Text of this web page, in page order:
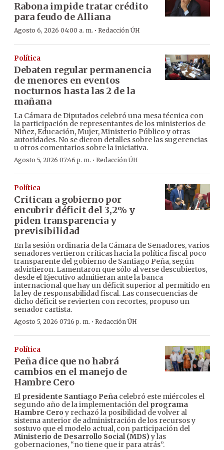
Rabona impide tratar crédito
para feudo de Alliana
Agosto 6, 2026 04:00 a. m. · Redacción ÚH
Política
Debaten regular permanencia
de menores en eventos
nocturnos hasta las 2 de la
mañana
La Cámara de Diputados celebró una mesa técnica con
la participación de representantes de los ministerios de
Niñez, Educación, Mujer, Ministerio Público y otras
autoridades. No se dieron detalles sobre las sugerencias
u otros comentarios sobre la iniciativa.
Agosto 5, 2026 07:46 p. m. · Redacción ÚH
Política
Critican a gobierno por
encubrir déficit del 3,2% y
piden transparencia y
previsibilidad
En la sesión ordinaria de la Cámara de Senadores, varios
senadores vertieron críticas hacia la política fiscal poco
transparente del gobierno de Santiago Peña, según
advirtieron. Lamentaron que sólo al verse descubiertos,
desde el Ejecutivo admitieran ante la banca
internacional que hay un déficit superior al permitido en
la ley de responsabilidad fiscal. Las consecuencias de
dicho déficit se revierten con recortes, propuso un
senador cartista.
Agosto 5, 2026 07:16 p. m. · Redacción ÚH
Política
Peña dice que no habrá
cambios en el manejo de
Hambre Cero
El presidente Santiago Peña celebró este miércoles el
segundo año de la implementación del programa
Hambre Cero y rechazó la posibilidad de volver al
sistema anterior de administración de los recursos y
sostuvo que el modelo actual, con participación del
Ministerio de Desarrollo Social (MDS)y las
gobernaciones, “no tiene que ir para atrás”.